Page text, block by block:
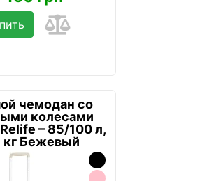
чемодан со
колесами
– 85/100 л,
кг Бежевый